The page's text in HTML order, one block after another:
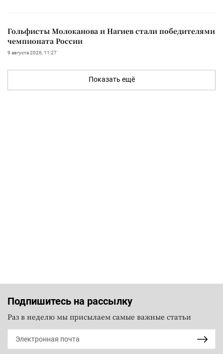
Гольфисты Молоканова и Нагиев стали победителями
чемпионата России
9 августа 2026, 11:27
Показать ещё
Подпишитесь на рассылку
Раз в неделю мы присылаем самые важные статьи